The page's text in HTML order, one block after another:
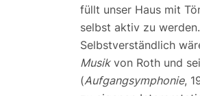
füllt unser Haus mit
selbst aktiv zu werden.
Selbstverständlich
Musikvon Roth und
(Aufgangsymphonie,